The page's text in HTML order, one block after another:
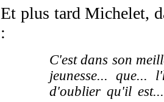
Et plus tard Michelet,
:
C'est dans son
jeunesse... que...
d'oublier qu'il